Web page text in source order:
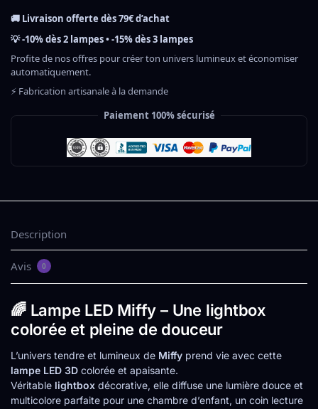
🚚 Livraison offerte dès 79€ d’achat
💡 -10% dès 2 lampes • -15% dès 3 lampes
Profite de nos offres pour créer ton univers lumineux et économiser
automatiquement.
⚡ Fabrication artisanale à la demande
Paiement 100% sécurisé
Description
Avis 0
🌈 Lampe LED Miffy – Une lightbox
colorée et pleine de douceur
L’univers tendre et lumineux de Miffy prend vie avec cette
lampe LED 3D colorée et apaisante.
Véritable lightbox décorative, elle diffuse une lumière douce et
multicolore parfaite pour une chambre d’enfant, un coin lecture